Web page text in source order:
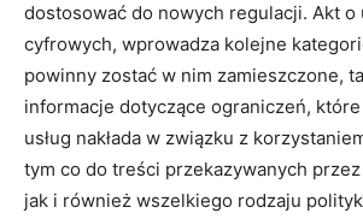
dostosować do nowych regulacji. Akt o
cyfrowych, wprowadza kolejne
powinny zostać w nim zamieszczone,
informacje dotyczące ograniczeń,
usług nakłada w związku z
tym co do treści przekazywanych
jak i również wszelkiego rodzaju